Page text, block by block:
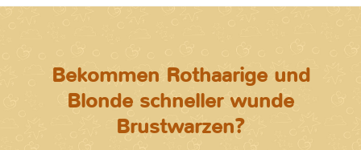
Bekommen Rothaarige und
Blonde schneller wunde
Brustwarzen?